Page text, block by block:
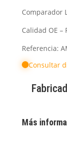
Comparador
Calidad OE –
Referencia:
Consultar
Más